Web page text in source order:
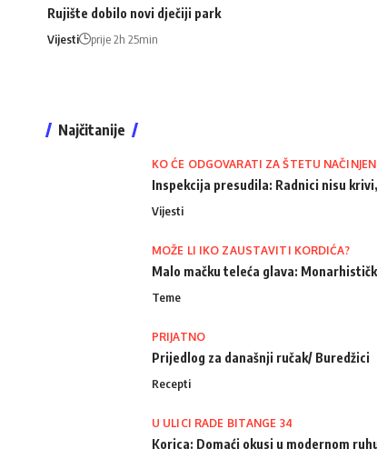
Rujište dobilo novi dječiji park
Vijesti prije 2h 25min
Najčitanije
KO ĆE ODGOVARATI ZA ŠTETU
Inspekcija presudila: Radnici nisu
Vijesti
MOŽE LI IKO ZAUSTAVITI KORDIĆA?
Malo mačku teleća glava:
Teme
PRIJATNO
Prijedlog za današnji ručak/ Buredžici
Recepti
U ULICI RADE BITANGE 34
Korica: Domaći okusi u modernom